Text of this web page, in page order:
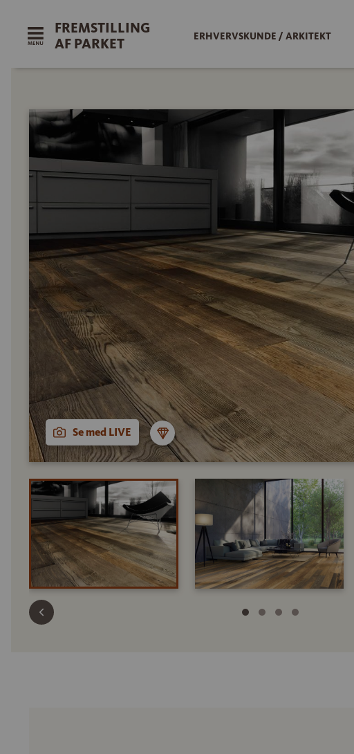
FREMSTILLING
AF PARKET
ERHVERVSKUNDE / ARKITEKT
Se med LIVE